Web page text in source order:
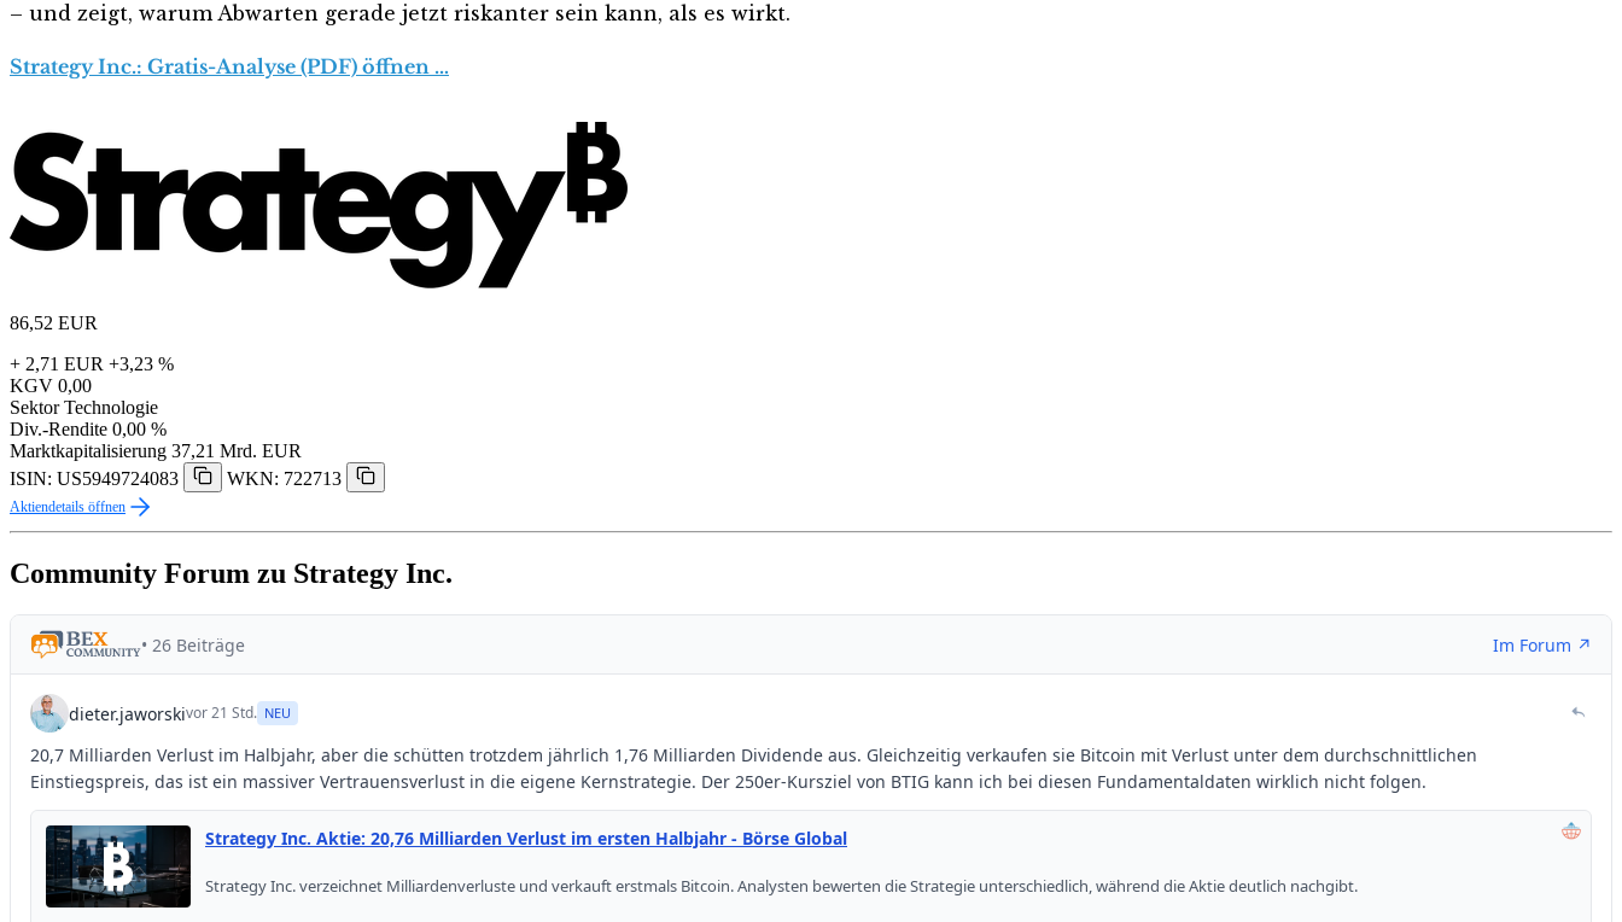
– und zeigt, warum Abwarten gerade jetzt riskanter sein kann, als es wirkt.
Strategy Inc.: Gratis-Analyse (PDF) öffnen …
86,52 EUR
+ 2,71 EUR +3,23 %
KGV 0,00
Sektor Technologie
Div.-Rendite 0,00 %
Marktkapitalisierung 37,21 Mrd. EUR
ISIN: US5949724083
WKN: 722713
Aktiendetails öffnen
Community Forum zu Strategy Inc.